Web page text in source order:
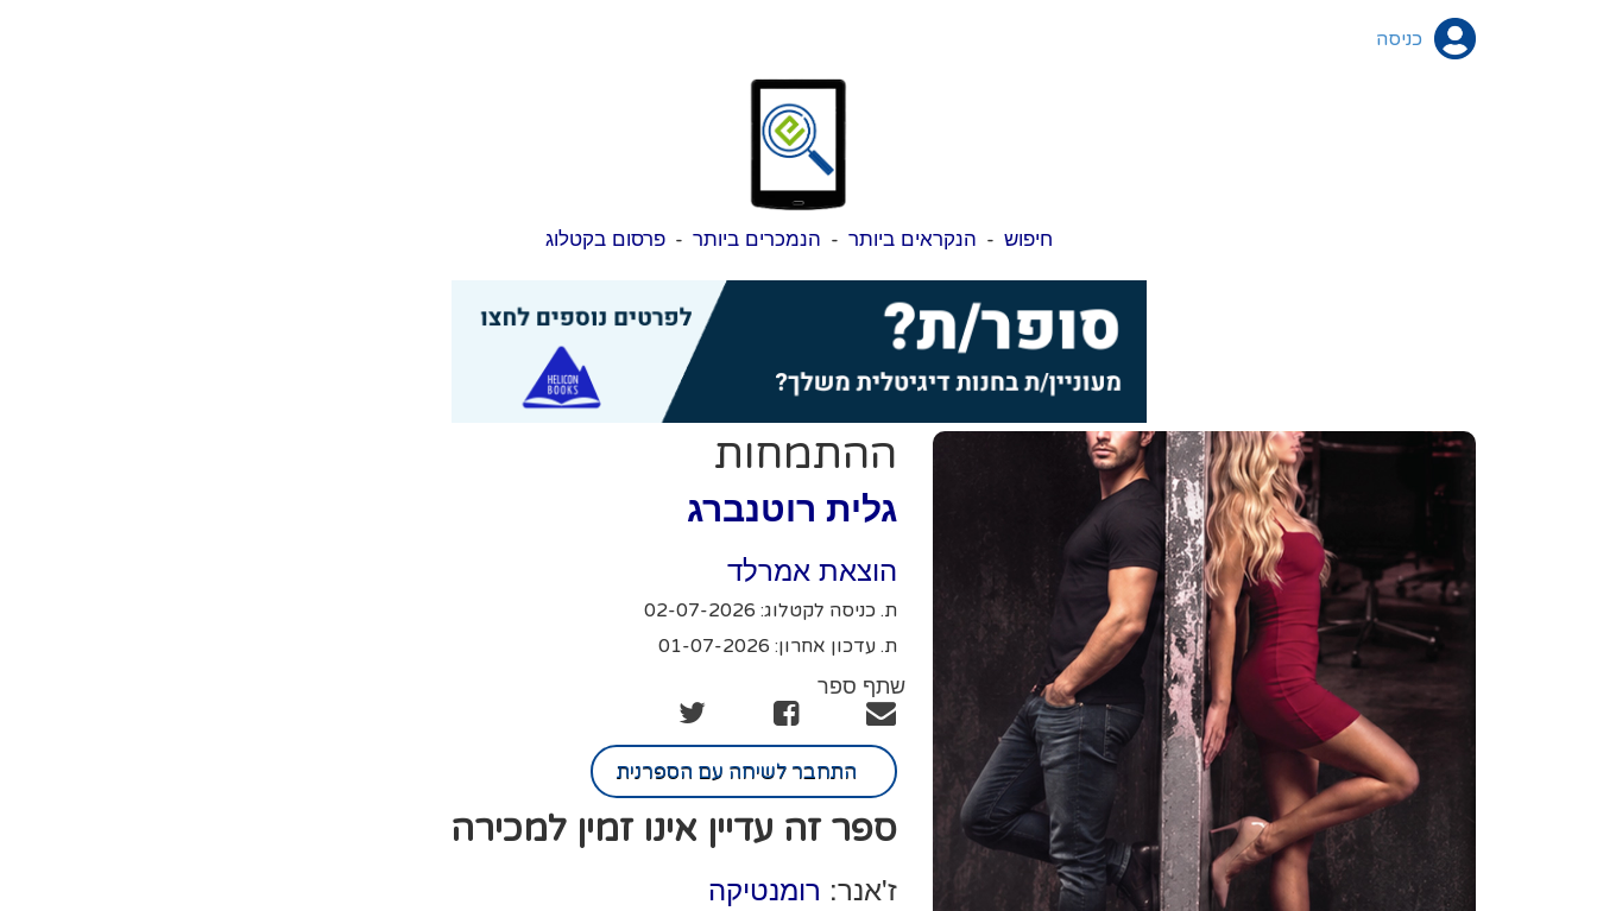
כניסה
חיפוש - הנקראים ביותר - הנמכרים ביותר -פרסום בקטלוג
ההתמחות
גלית רוטנברג
הוצאת אמרלד
ת. כניסה לקטלוג: 02-07-2026
ת. עדכון אחרון: 01-07-2026
שתף ספר
התחבר לשיחה עם הספרנית
ספר זה עדיין אינו זמין למכירה
ז'אנר: רומנטיקה